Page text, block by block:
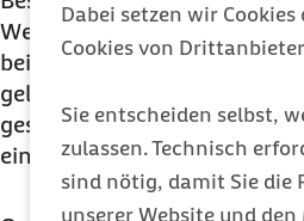
Dabei setzen wir Cookies
Cookies von
Sie entscheiden selbst,
zulassen. Technisch
sind nötig, damit Sie die
unserer Website und
Weiterbildung. Dies kann
beitragsfinanzierte
gelingen. Daher sind eine
gesamtgesellschaftliche
eine breitere